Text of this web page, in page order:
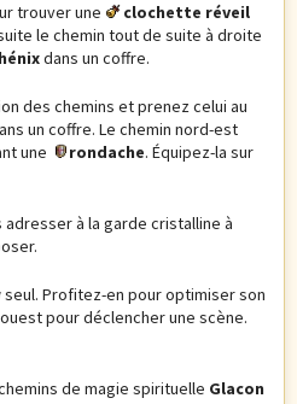
trouver une
clochette réveil
le chemin tout de suite à droite
dans un coffre.
des chemins et prenez celui au
un coffre. Le chemin nord-est
une
rondache. Équipez-la sur
à la garde cristalline à
Profitez-en pour optimiser son
pour déclencher une scène.
de magie spirituelle Glacon